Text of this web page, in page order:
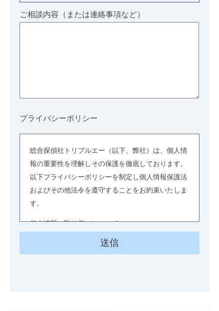
ご相談内容（または連絡事項など）
プライバシーポリシー
総合探偵社トリプルエー（以下、弊社）は、個人情
報の重要性を理解しその保護を徹底しております。
以下プライバシーポリシーを制定し個人情報保護法
およびその他法令を遵守することをお約束いたしま
す。
個人情報の取り扱いについて
個人情報とは、お客様から提供された情報及び業務
に関連する情報、並びに関係者に関する情報のう